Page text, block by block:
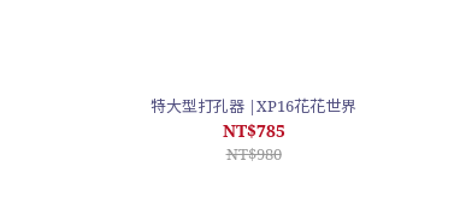
特大型打孔器 |XP16花花世界
NT$785
NT$980